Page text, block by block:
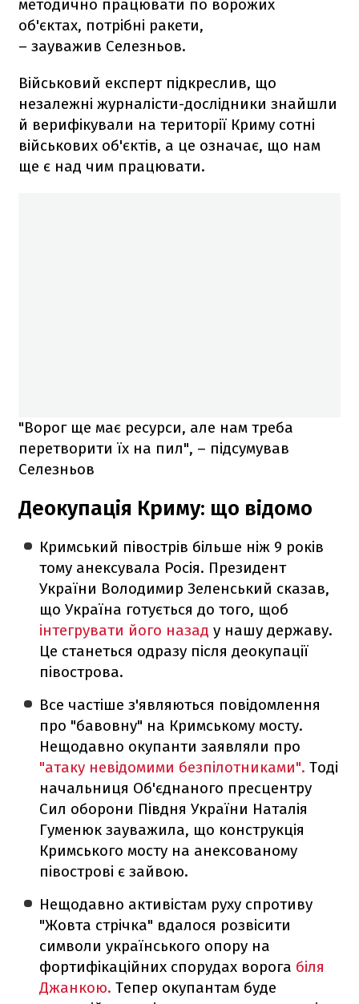
методично працювати по ворожих
об'єктах, потрібні ракети,
– зауважив Селезньов.
Військовий експерт підкреслив, що
незалежні журналісти-дослідники знайшли
й верифікували на території Криму сотні
військових об'єктів, а це означає, що нам
ще є над чим працювати.
"Ворог ще має ресурси, але нам треба
перетворити їх на пил", – підсумував
Селезньов
Деокупація Криму: що відомо
Кримський півострів більше ніж 9 років
тому анексувала Росія. Президент
України Володимир Зеленський сказав,
що Україна готується до того, щоб
інтегрувати його назаду нашу державу.
Це станеться одразу після деокупації
півострова.
Все частіше з'являються повідомлення
про "бавовну" на Кримському мосту.
Нещодавно окупанти заявляли про
"атаку невідомими безпілотниками". Тоді
начальниця Об'єднаного пресцентру
Сил оборони Півдня України Наталія
Гуменюк зауважила, що конструкція
Кримського мосту на анексованому
півострові є зайвою.
Нещодавно активістам руху спротиву
"Жовта стрічка" вдалося розвісити
символи українського опору на
фортифікаційних спорудах ворога біля
Джанкою. Тепер окупантам буде